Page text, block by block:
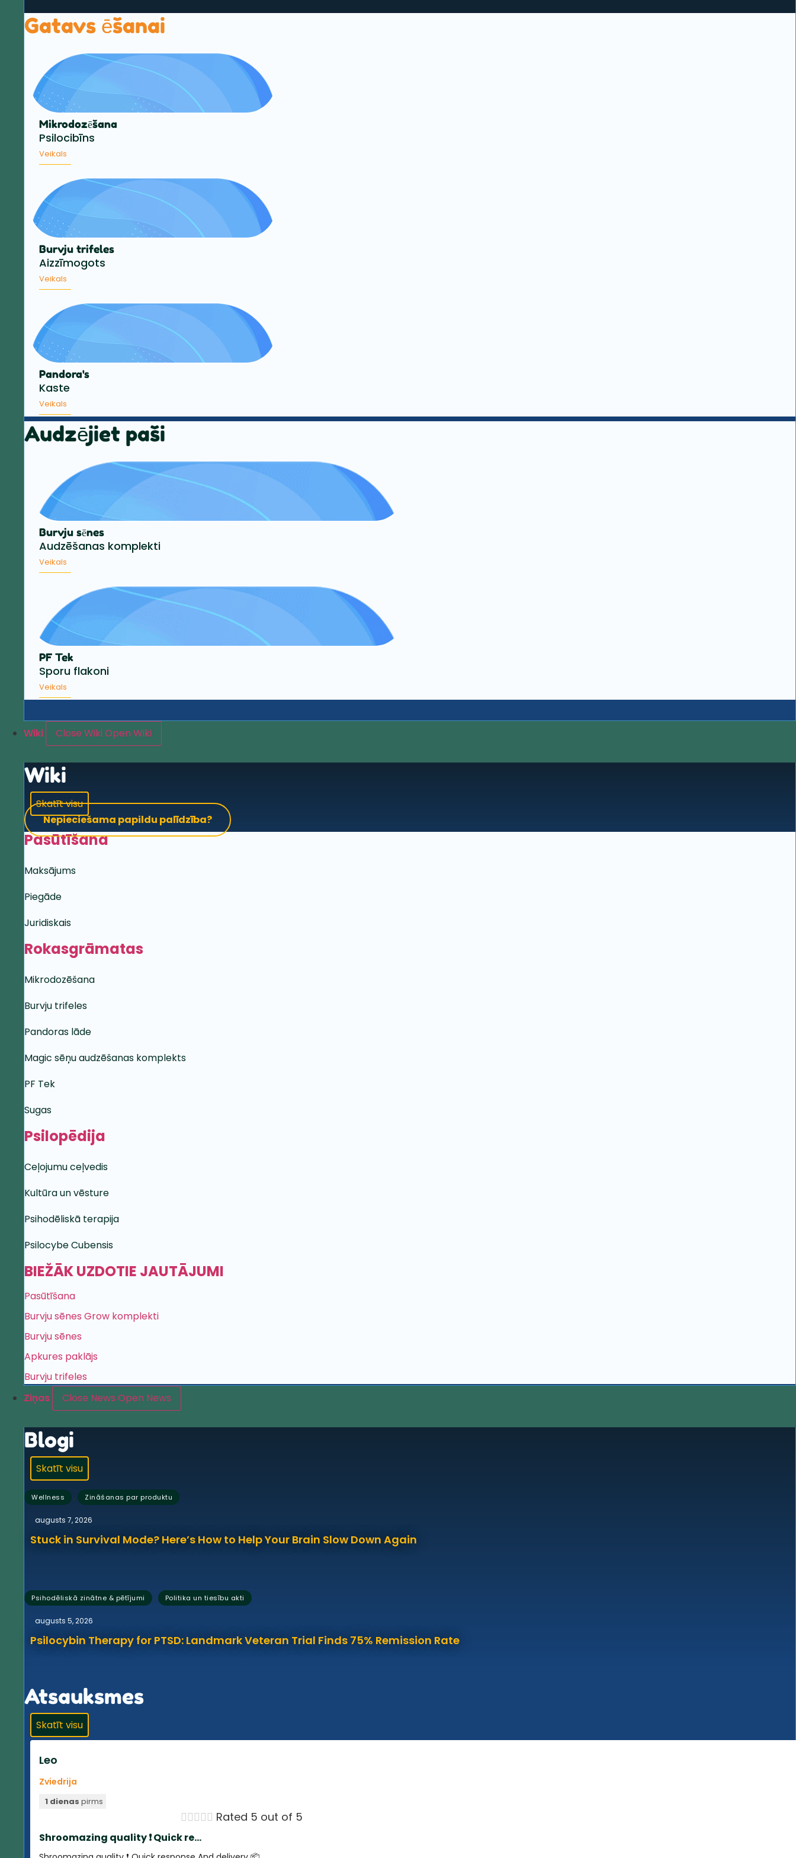
Gatavs ēšanai
Mikrodozēšana
Psilocibīns
Veikals
Burvju trifeles
Aizzīmogots
Veikals
Pandora's
Kaste
Veikals
Audzējiet paši
Burvju sēnes
Audzēšanas komplekti
Veikals
PF Tek
Sporu flakoni
Veikals
Wiki Close WikiOpen Wiki
Wiki
Skatīt visu
Nepieciešama papildu palīdzība?
Pasūtīšana
Maksājums
Piegāde
Juridiskais
Rokasgrāmatas
Mikrodozēšana
Burvju trifeles
Pandoras lāde
Magic sēņu audzēšanas komplekts
PF Tek
Sugas
Psilopēdija
Ceļojumu ceļvedis
Kultūra un vēsture
Psihodēliskā terapija
Psilocybe Cubensis
BIEŽĀK UZDOTIE JAUTĀJUMI
Pasūtīšana
Burvju sēnes Grow komplekti
Burvju sēnes
Apkures paklājs
Burvju trifeles
Ziņas
Close News Open News
Blogi
Skatīt visu
Wellness , Zināšanas par produktu
augusts 7, 2026
Stuck in Survival Mode? Here’s How to Help Your Brain Slow Down Again
Psihodēliskā zinātne & pētījumi , Politika un tiesību akti
augusts 5, 2026
Psilocybin Therapy for PTSD: Landmark Veteran Trial Finds 75% Remission Rate
Atsauksmes
Skatīt visu
Leo
Zviedrija
1 dienas pirms
 Rated 5 out of 5
Shroomazing quality ❗️ Quick re...